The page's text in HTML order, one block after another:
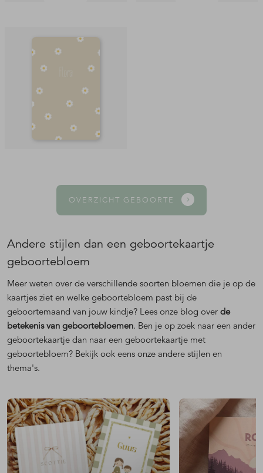
OVERZICHT GEBOORTE
Andere stijlen dan een geboortekaartje
geboortebloem
Meer weten over de verschillende soorten bloemen die je op de
kaartjes ziet en welke geboortebloem past bij de
geboortemaand van jouw kindje? Lees onze blog over de
betekenis van geboortebloemen. Ben je op zoek naar een ander
geboortekaartje dan naar een geboortekaartje met
geboortebloem? Bekijk ook eens onze andere stijlen en
thema's.